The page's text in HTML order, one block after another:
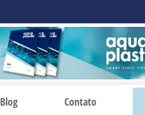
Blog Contato